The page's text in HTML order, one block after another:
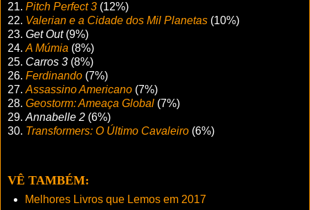
21. Pitch Perfect 3 (12%)
22. Valerian e a Cidade dos Mil Planetas (10%)
23. Get Out(9%)
24. A Múmia (8%)
25. Carros 3 (8%)
26. Ferdinando (7%)
27. Assassino Americano (7%)
28. Geostorm: Ameaça Global (7%)
29. Annabelle 2 (6%)
30. Transformers: O Último Cavaleiro (6%)
VÊ TAMBÉM:
Melhores Livros que Lemos em 2017